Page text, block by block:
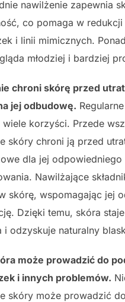
nawilżenie zapewnia
co pomaga w
i linii mimicznych.
młodziej i bardziej
chroni skórę przed
jej odbudowę.
wiele korzyści. Przede
skóry chroni ją przed
dla jej odpowiedniego
Nawilżające
skórę, wspomagając jej
Dzięki temu, skóra
i odzyskuje naturalny
może prowadzić do
i innych problemów.
skóry może prowadzić